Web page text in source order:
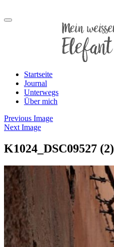
Startseite
Journal
Unterwegs
Über mich
Previous Image
Next Image
K1024_DSC09527 (2)